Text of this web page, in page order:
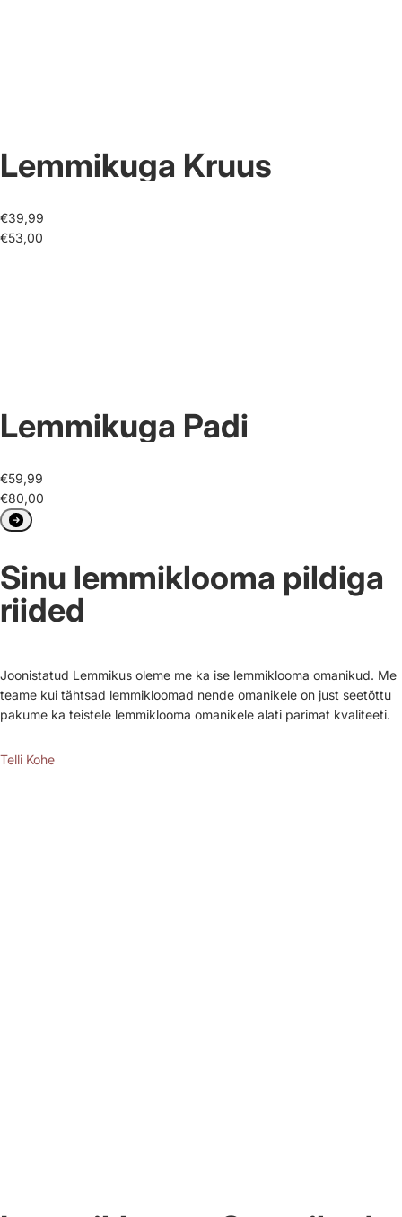
Lemmikuga Kruus
€39,99
€53,00
Lemmikuga Padi
€59,99
€80,00
Sinu lemmiklooma pildiga
riided
Joonistatud Lemmikus oleme me ka ise lemmiklooma omanikud. Me
teame kui tähtsad lemmikloomad nende omanikele on just seetõttu
pakume ka teistele lemmiklooma omanikele alati parimat kvaliteeti.
Telli Kohe